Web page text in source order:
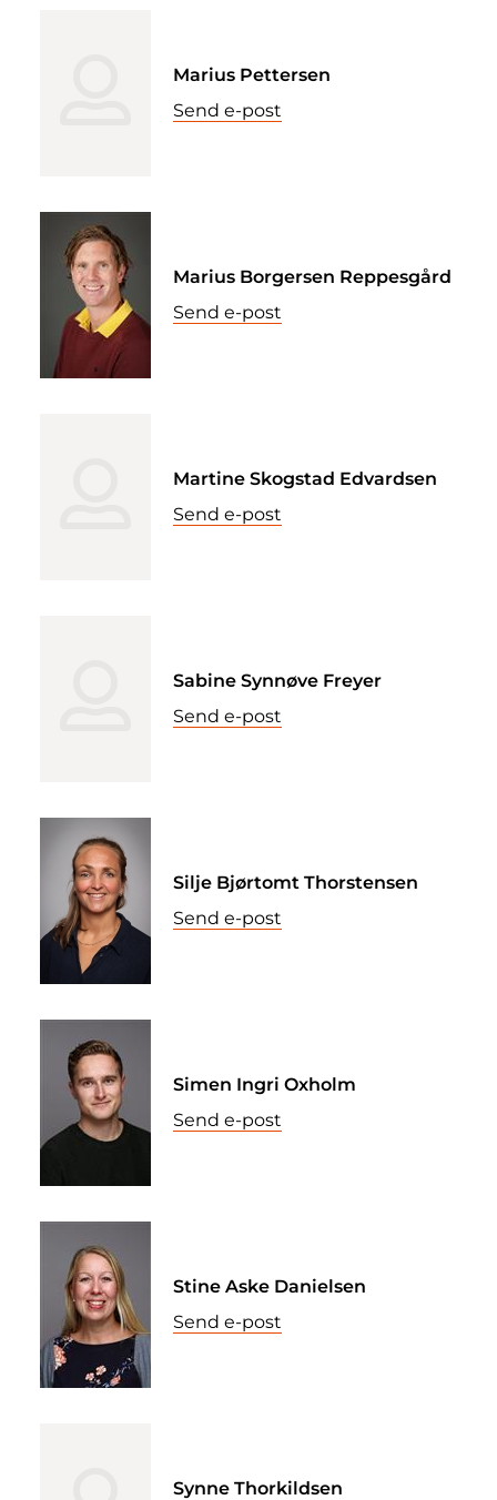
Marius Pettersen
Send e-post
Marius Borgersen Reppesgård
Send e-post
Martine Skogstad Edvardsen
Send e-post
Sabine Synnøve Freyer
Send e-post
Silje Bjørtomt Thorstensen
Send e-post
Simen Ingri Oxholm
Send e-post
Stine Aske Danielsen
Send e-post
Synne Thorkildsen